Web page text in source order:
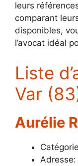
leurs
comparant
disponibles,
l’avocat idéal
Liste
Var
Aurélie
Adresse: